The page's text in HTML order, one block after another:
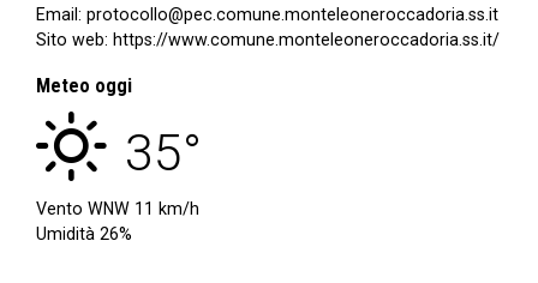
Email: protocollo@pec.comune.monteleoneroccadoria.ss.it
Sito web: https://www.comune.monteleoneroccadoria.ss.it/
Meteo oggi
cielo sereno
35°
Vento WNW 11 km/h
Umidità 26%